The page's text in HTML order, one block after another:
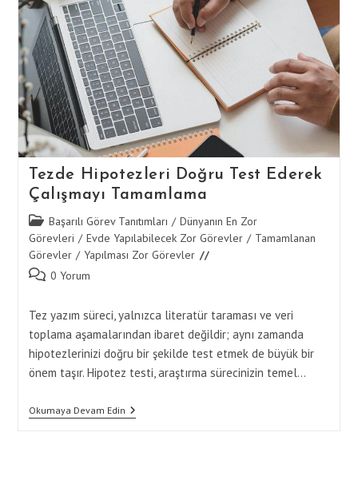
Tezde Hipotezleri Doğru Test Ederek
Çalışmayı Tamamlama
Post
category:
Başarılı Görev Tanıtımları / Dünyanın En Zor
Görevleri / Evde Yapılabilecek Zor Görevler / Tamamlanan
Görevler / Yapılması Zor Görevler
Post 0 Yorum
Tez yazım süreci, yalnızca literatür taraması ve veri
toplama aşamalarından ibaret değildir; aynı zamanda
hipotezlerinizi doğru bir şekilde test etmek de büyük bir
önem taşır. Hipotez testi, araştırma sürecinizin temel…
Okumaya Devam EdinTezde
Hipotezleri